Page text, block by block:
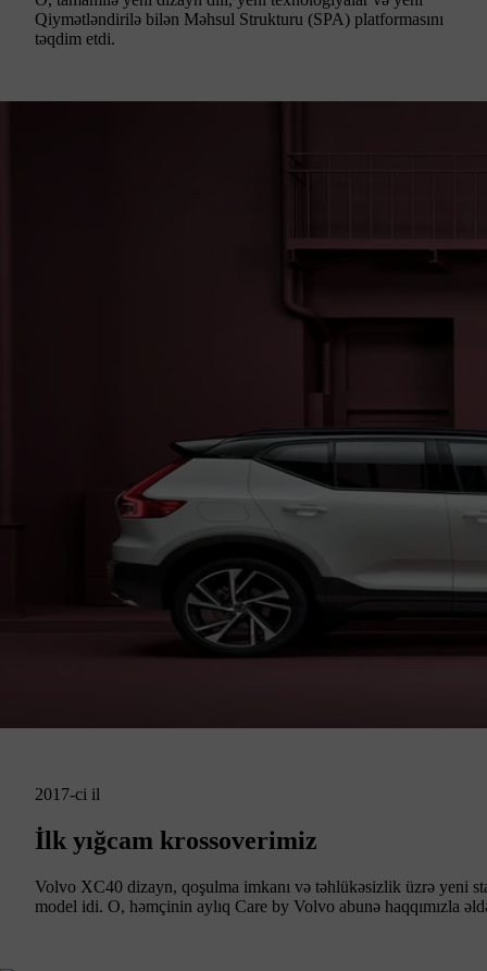
Qiymətləndirilə bilən Məhsul Strukturu (SPA) platformasını
təqdim etdi.
2017-ci il
İlk yığcam krossoverimiz
Volvo XC40 dizayn, qoşulma imkanı və təhlükəsizlik üzrə yeni
model idi. O, həmçinin aylıq Care by Volvo abunə haqqımızla